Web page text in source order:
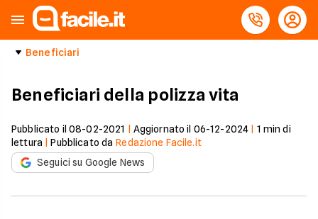
Beneficiari
Beneficiari della polizza vita
Pubblicato il 08-02-2021 Aggiornato il 06-12-2024 1 min di
lettura |Pubblicato da Redazione Facile.it
Seguici su Google News